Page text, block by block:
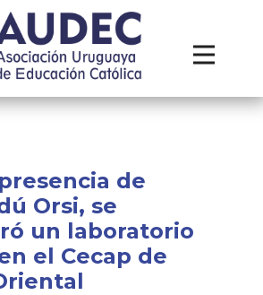
de
Orsi, se
un laboratorio
el Cecap de